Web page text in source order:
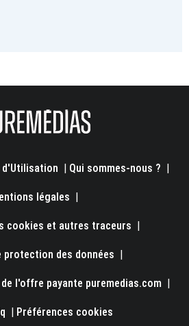
d'Utilisation Qui sommes-nous ?
légales
cookies et autres traceurs
protection des données
l'offre payante puremedias.com
Préférences cookies